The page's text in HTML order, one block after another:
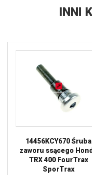
INNI
14456KCY670 Śruba
zaworu ssącego
TRX 400 FourTrax
SporTrax